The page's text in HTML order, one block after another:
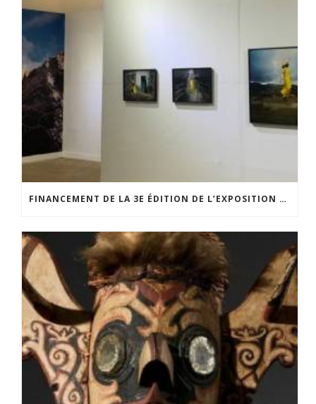
FINANCEMENT DE LA 3E ÉDITION DE L’EXPOSITION DU PRIX POUR LA PHOTOGRAPHIE PAR LE CERCLE POUR LA PHOTOGRAPHIE ET L’ART CONTEMPORAIN